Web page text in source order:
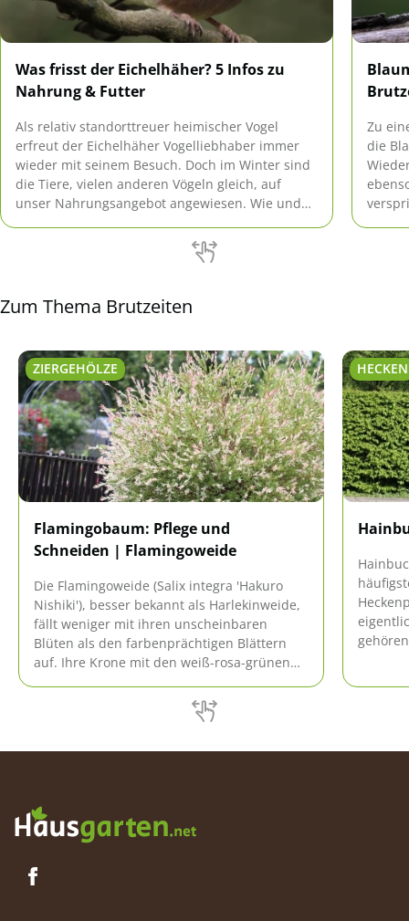
Was frisst der Eichelhäher? 5 Infos zu
Nahrung & Futter
Als relativ standorttreuer heimischer Vogel
erfreut der Eichelhäher Vogelliebhaber immer
wieder mit seinem Besuch. Doch im Winter sind
die Tiere, vielen anderen Vögeln gleich, auf
unser Nahrungsangebot angewiesen. Wie und
Zu
die
Zum Thema Brutzeiten
ZIERGEHÖLZE
Flamingobaum: Pflege und
Schneiden | Flamingoweide
Die Flamingoweide (Salix integra 'Hakuro
Nishiki'), besser bekannt als Harlekinweide,
fällt weniger mit ihren unscheinbaren
Blüten als den farbenprächtigen Blättern
auf. Ihre Krone mit den weiß-rosa-grünen
gleich ob als Strauch oder Hochstamm.
HECKEN